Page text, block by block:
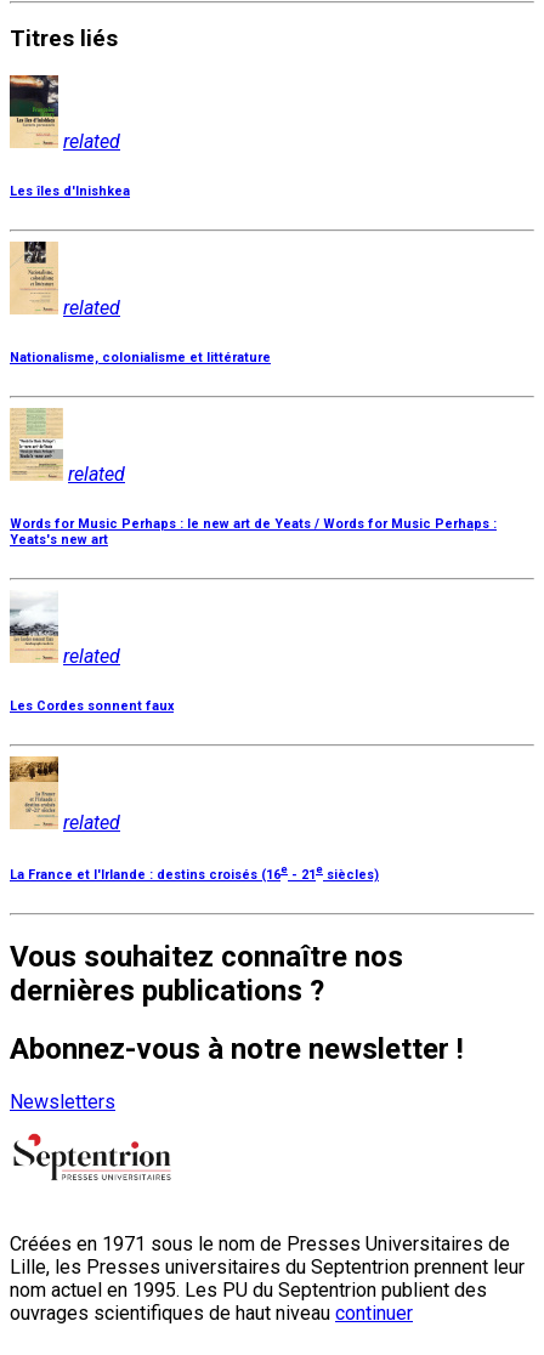
Titres liés
related
Les îles d'Inishkea
related
Nationalisme, colonialisme et littérature
related
Words for Music Perhaps : le new art de Yeats / Words for Music Perhaps :
Yeats's new art
related
Les Cordes sonnent faux
related
La France et l'Irlande : destins croisés (16e - 21 e siècles)
Vous souhaitez connaître nos
dernières publications ?
Abonnez-vous à notre newsletter !
Newsletters
Créées en 1971 sous le nom de Presses Universitaires de
Lille, les Presses universitaires du Septentrion prennent leur
nom actuel en 1995. Les PU du Septentrion publient des
ouvrages scientifiques de haut niveau continuer